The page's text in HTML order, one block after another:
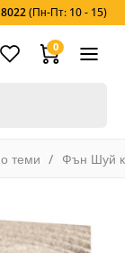
(Пн-Пт: 10 - 15)
0
теми Фън Шуй